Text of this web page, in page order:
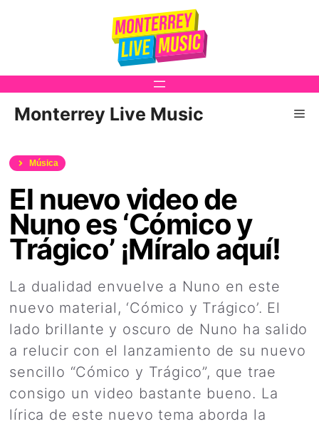
Monterrey Live Music
Música
El nuevo video de
Nuno es ‘Cómico y
Trágico’ ¡Míralo aquí!
La dualidad envuelve a Nuno en este
nuevo material, ‘Cómico y Trágico’. El
lado brillante y oscuro de Nuno ha salido
a relucir con el lanzamiento de su nuevo
sencillo “Cómico y Trágico”, que trae
consigo un video bastante bueno. La
lírica de este nuevo tema aborda la